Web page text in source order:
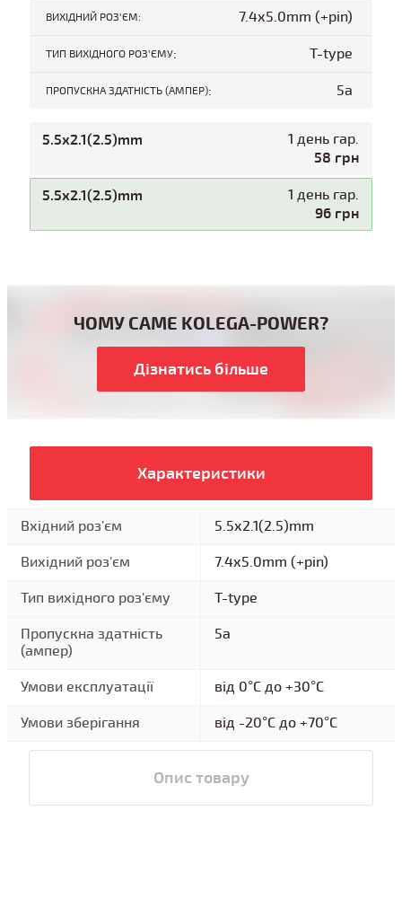
ВИХІДНИЙ РОЗ'ЄМ: 7.4x5.0mm (+pin)
ТИП ВИХІДНОГО РОЗ'ЄМУ: T-type
ПРОПУСКНА ЗДАТНІСТЬ (АМПЕР): 5a
5.5x2.1(2.5)mm 1 день гар.
58 грн
5.5x2.1(2.5)mm 1 день гар.
96 грн
ЧОМУ САМЕ KOLEGA-POWER?
Дізнатись більше
Характеристики
Вхідний роз'єм
5.5x2.1(2.5)mm
Вихідний роз'єм
7.4x5.0mm (+pin)
Тип вихідного роз'єму
T-type
Пропускна здатність
(ампер)
5a
Умови експлуатації
від 0°C до +30°C
Умови зберігання
від -20°C до +70°C
Опис товару